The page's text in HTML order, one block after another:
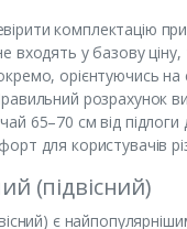
комплектацію
входять у базову ціну,
орієнтуючись на
розрахунок
65–70 см від
для користувачів
(підвісний)
є